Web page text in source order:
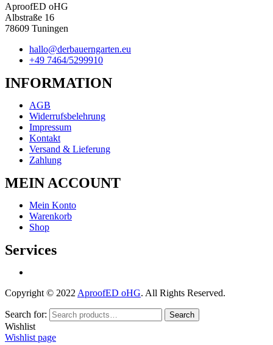
AproofED oHG
Albstraße 16
78609 Tuningen
hallo@derbauerngarten.eu
+49 7464/5299910
INFORMATION
AGB
Widerrufsbelehrung
Impressum
Kontakt
Versand & Lieferung
Zahlung
MEIN ACCOUNT
Mein Konto
Warenkorb
Shop
Services
Copyright © 2022 AproofED oHG. All Rights Reserved.
Search for: Search
Wishlist
Wishlist page